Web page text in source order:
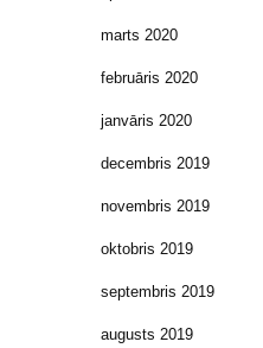
marts 2020
februāris 2020
janvāris 2020
decembris 2019
novembris 2019
oktobris 2019
septembris 2019
augusts 2019